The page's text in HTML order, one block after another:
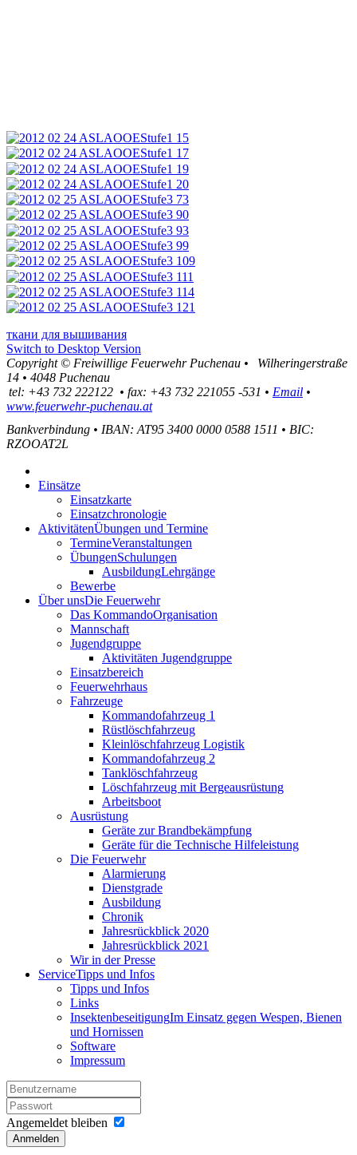
ткани для вышивания
Switch to Desktop Version
Copyright © Freiwillige Feuerwehr Puchenau •
Wilheringerstraße
14 • 4048 Puchenau
tel: +43 732 222122 • fax: +43 732 221055 -531 • Email •
www.feuerwehr-puchenau.at
Bankverbindung • IBAN: AT95 3400 0000 0588 1511 • BIC:
RZOOAT2L
Einsätze
Einsatzkarte
Einsatzchronologie
AktivitätenÜbungen und Termine
TermineVeranstaltungen
ÜbungenSchulungen
AusbildungLehrgänge
Bewerbe
Über unsDie Feuerwehr
Das KommandoOrganisation
Mannschaft
Jugendgruppe
Aktivitäten Jugendgruppe
Einsatzbereich
Feuerwehrhaus
Fahrzeuge
Kommandofahrzeug 1
Rüstlöschfahrzeug
Kleinlöschfahrzeug Logistik
Kommandofahrzeug 2
Tanklöschfahrzeug
Löschfahrzeug mit Bergeausrüstung
Arbeitsboot
Ausrüstung
Geräte zur Brandbekämpfung
Geräte für die Technische Hilfeleistung
Die Feuerwehr
Alarmierung
Dienstgrade
Ausbildung
Chronik
Jahresrückblick 2020
Jahresrückblick 2021
Wir in der Presse
ServiceTipps und Infos
Tipps und Infos
Links
InsektenbeseitigungIm Einsatz gegen Wespen, Bienen
und Hornissen
Software
Impressum
Angemeldet bleiben
Anmelden